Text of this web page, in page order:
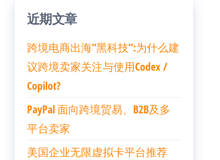
近期文章
跨境电商出海“黑科技”:为什么建
议跨境卖家关注与使用Codex /
Copilot?
PayPal 面向跨境贸易、B2B及多
平台卖家
美国企业无限虚拟卡平台推荐